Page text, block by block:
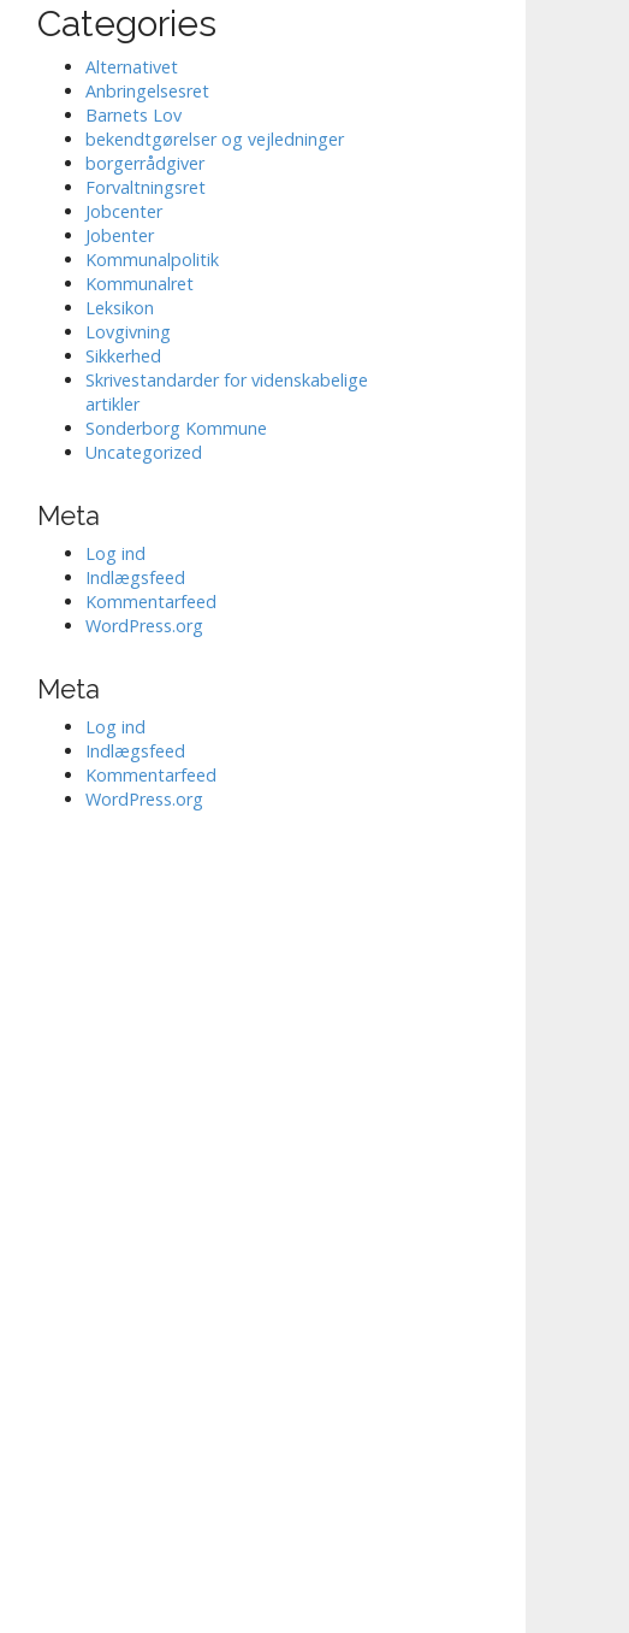
Categories
Alternativet
Anbringelsesret
Barnets Lov
bekendtgørelser og vejledninger
borgerrådgiver
Forvaltningsret
Jobcenter
Jobenter
Kommunalpolitik
Kommunalret
Leksikon
Lovgivning
Sikkerhed
Skrivestandarder for videnskabelige
artikler
Sonderborg Kommune
Uncategorized
Meta
Log ind
Indlægsfeed
Kommentarfeed
WordPress.org
Meta
Log ind
Indlægsfeed
Kommentarfeed
WordPress.org